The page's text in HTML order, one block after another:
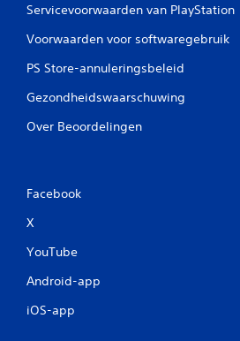
Servicevoorwaarden van PlayStation
Voorwaarden voor softwaregebruik
PS Store-annuleringsbeleid
Gezondheidswaarschuwing
Over Beoordelingen
Facebook
X
YouTube
Android-app
iOS-app